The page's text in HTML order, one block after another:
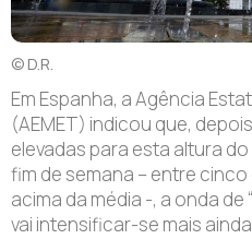
© D.R.
Em Espanha, a Agência
(AEMET) indicou que,
elevadas para esta altura
fim de semana – entre cinco
acima da média -, a onda
vai intensificar-se mais